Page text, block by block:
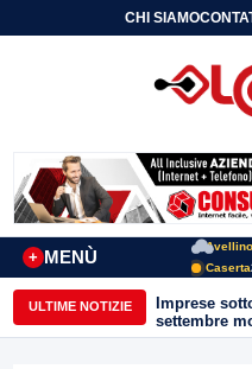
CHI SIAMO
MENÙ
+
Caserta
ULTIME NOTIZIE
Imprese
settembre
e Avellino”